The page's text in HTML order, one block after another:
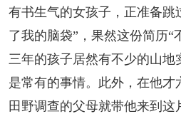
有书生气的女孩子，正准备跳
了我的脑袋”，果然这份简历“
三年的孩子居然有不少的山地
是常有的事情。此外，在他才
田野调查的父母就带他来到这